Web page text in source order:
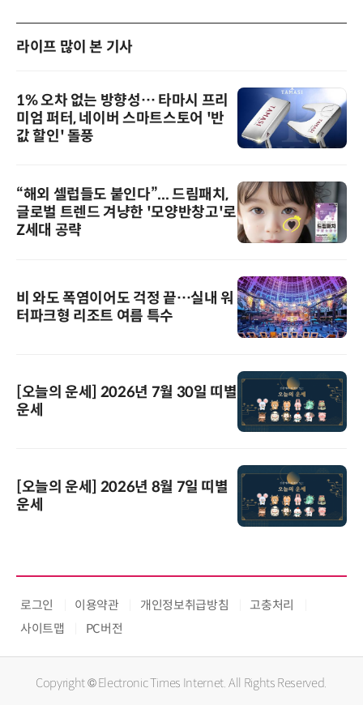
라이프 많이 본 기사
1% 오차 없는 방향성… 타마시 프리
미엄 퍼터, 네이버 스마트스토어 '반
값 할인' 돌풍
“해외 셀럽들도 붙인다”... 드림패치,
글로벌 트렌드 겨냥한 '모양반창고'로
Z세대 공략
비 와도 폭염이어도 걱정 끝…실내 워
터파크형 리조트 여름 특수
[오늘의 운세] 2026년 7월 30일 띠별
운세
[오늘의 운세] 2026년 8월 7일 띠별
운세
로그인 이용약관 개인정보취급방침
고충처리
사이트맵
PC버전
Copyright © Electronic Times Internet. All Rights Reserved.